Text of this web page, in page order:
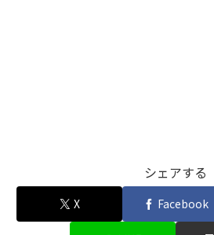
シェアする
X Facebook